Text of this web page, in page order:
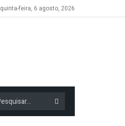
quinta-feira, 6 agosto, 2026